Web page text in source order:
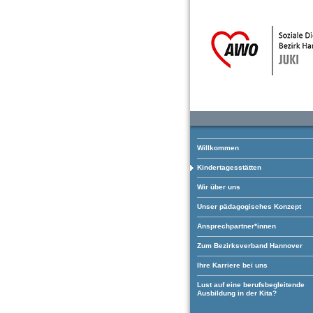
Willkommen
Kindertagesstätten
Wir über uns
Unser pädagogisches Konzept
Ansprechpartner*innen
Zum Bezirksverband Hannover
Ihre Karriere bei uns
Lust auf eine berufsbegleitende
Ausbildung in der Kita?